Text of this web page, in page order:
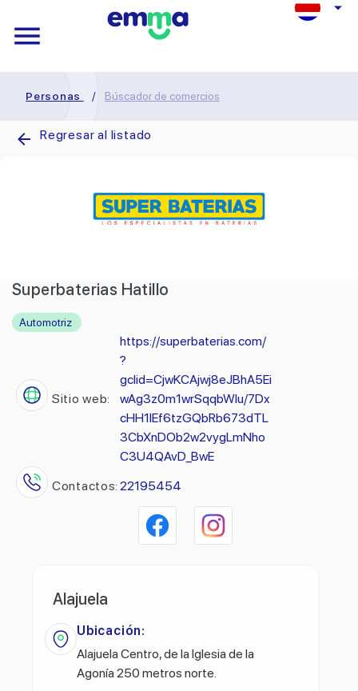
Personas / Búscador de comercios
Regresar al listado
Superbaterias Hatillo
Automotriz
Sitio web:
https://superbaterias.com/
?
gclid=CjwKCAjwj8eJBhA5Ei
wAg3z0m1wrSqqbWlu/7Dx
cHH1lEf6tzGQbRb673dTL
3CbXnDOb2w2vygLmNho
C3U4QAvD_BwE
Contactos: 22195454
Alajuela
Ubicación:
Alajuela Centro, de la Iglesia de la
Agonía 250 metros norte.